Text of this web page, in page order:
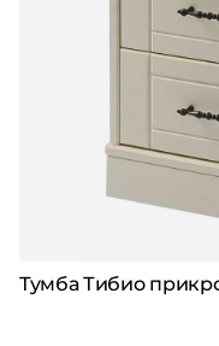
Тумба Тибио